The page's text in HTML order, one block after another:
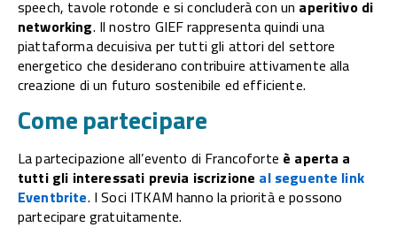
speech, tavole rotonde e si concluderà con un aperitivo di
networking. Il nostro GIEF rappresenta quindi una
piattaforma decuisiva per tutti gli attori del settore
energetico che desiderano contribuire attivamente alla
creazione di un futuro sostenibile ed efficiente.
Come partecipare
La partecipazione all’evento di Francoforte è aperta a
tutti gli interessati previa iscrizione al seguente link
Eventbrite. I Soci ITKAM hanno la priorità e possono
partecipare gratuitamente.